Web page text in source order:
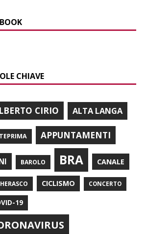
CHIAVE
CIRIO ALTA LANGA
APPUNTAMENTI
BAROLO BRA CANALE
CICLISMO CONCERTO
19